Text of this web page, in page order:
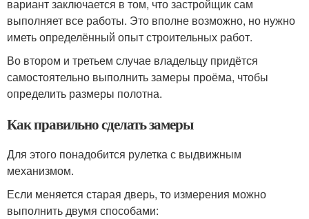
вариант заключается в том, что застройщик сам
выполняет все работы. Это вполне возможно, но нужно
иметь определённый опыт строительных работ.
Во втором и третьем случае владельцу придётся
самостоятельно выполнить замеры проёма, чтобы
определить размеры полотна.
Как правильно сделать замеры
Для этого понадобится рулетка с выдвижным
механизмом.
Если меняется старая дверь, то измерения можно
выполнить двумя способами: